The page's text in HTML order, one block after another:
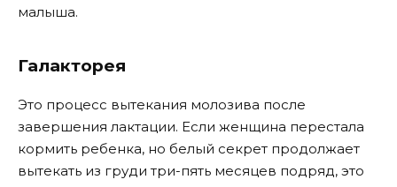
малыша.
Галакторея
Это процесс вытекания молозива после
завершения лактации. Если женщина перестала
кормить ребенка, но белый секрет продолжает
вытекать из груди три-пять месяцев подряд, это